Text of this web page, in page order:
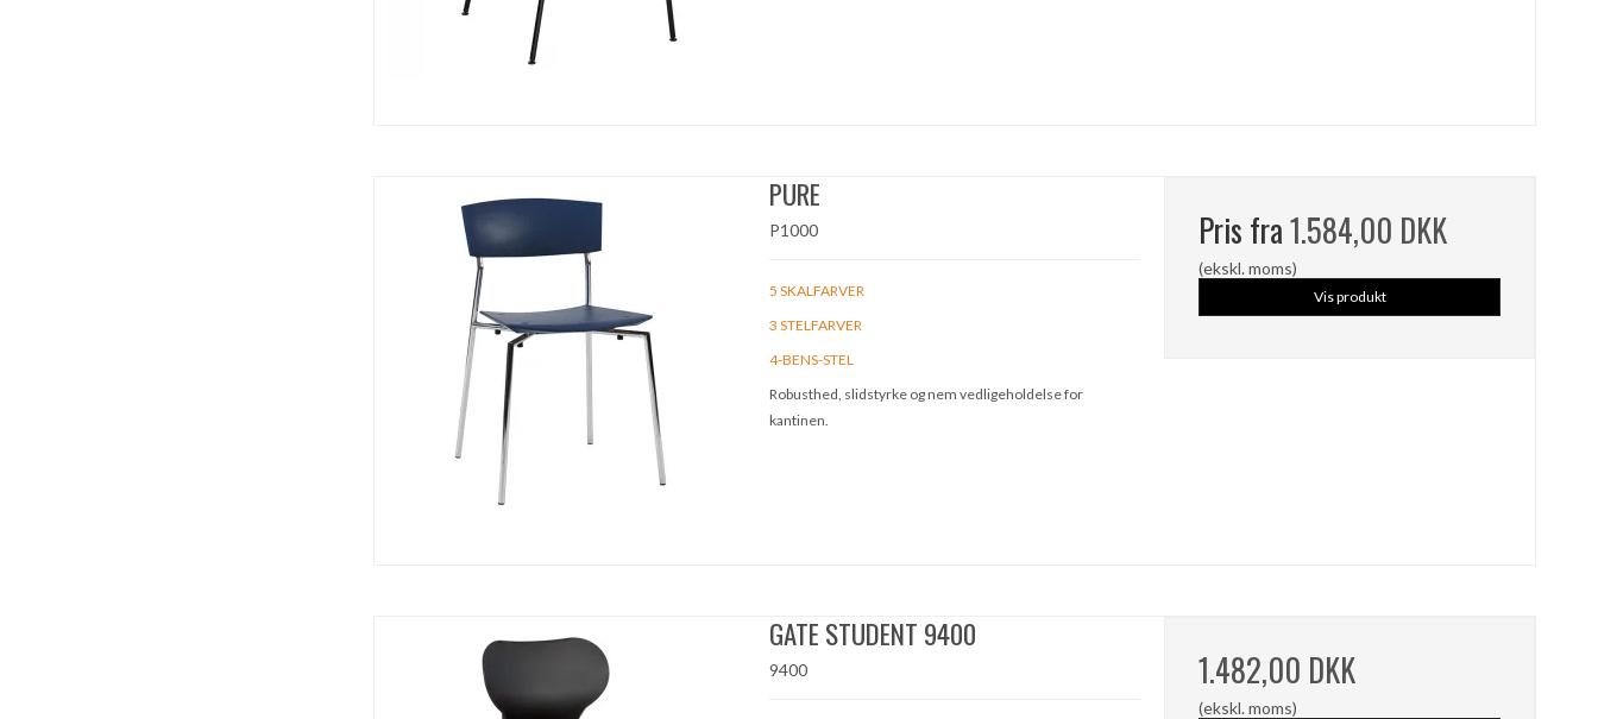
PURE
P1000
5 SKALFARVER
3 STELFARVER
4-BENS-STEL
Robusthed, slidstyrke og nem vedligeholdelse for
kantinen.
Pris fra1.584,00 DKK
(ekskl. moms)
Vis produkt
GATE STUDENT 9400
9400 1.482,00 DKK
(ekskl. moms)